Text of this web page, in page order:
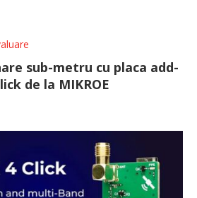
sub-metru cu placa add-
de la MIKROE